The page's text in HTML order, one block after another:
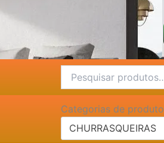
por:
Categorias de produto
CHURRASQUEIRAS